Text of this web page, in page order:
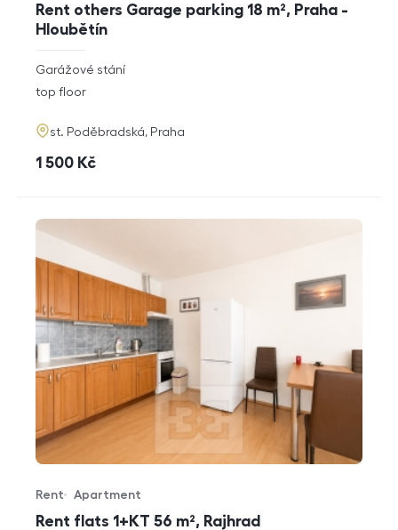
Rent others Garage parking 18 m², Praha -
Hloubětín
rozměry
disposition
Garážové stání
funkce
top floor
adresa
st. Poděbradská, Praha
cena
1 500 Kč
Rent flats 1+KT 56 m², Rajhrad
Offer type
Rent
Property type
Apartment